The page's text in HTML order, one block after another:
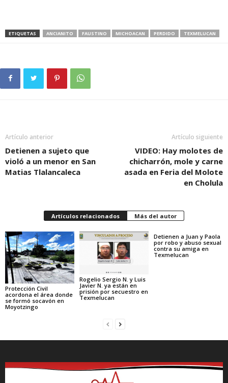
ETIQUETAS ANCIANITO FAUSTINO MICHOACAN PERDIDO TEXMELUCAN
Artículo anterior
Detienen a sujeto que
violó a un menor en San
Matias Tlalancaleca
Artículo siguiente
VIDEO: Hay molotes de
chicharrón, mole y carne
asada en Feria del Molote
en Cholula
Artículos relacionados Más del autor
Protección Civil
acordona el área donde
se formó socavón en
Moyotzingo
Rogelio Sergio N. y Luis
Javier N. ya están en
prisión por secuestro en
Texmelucan
Detienen a Juan y Paola
por robo y abuso sexual
contra su amiga en
Texmelucan